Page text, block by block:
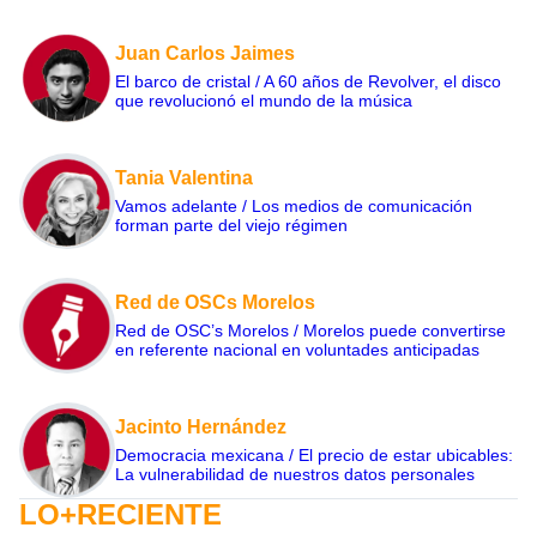
Juan Carlos Jaimes
El barco de cristal / A 60 años de Revolver, el disco
que revolucionó el mundo de la música
Tania Valentina
Vamos adelante / Los medios de comunicación
forman parte del viejo régimen
Red de OSCs Morelos
Red de OSC’s Morelos / Morelos puede convertirse
en referente nacional en voluntades anticipadas
Jacinto Hernández
Democracia mexicana / El precio de estar ubicables:
La vulnerabilidad de nuestros datos personales
LO+RECIENTE